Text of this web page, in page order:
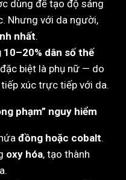
dùng để tạo độ sáng
Nhưng với da người,
nhất.
10–20% dân số thế
đặc biệt là phụ nữ — do
xúc trực tiếp với da.
phạm” nguy hiểm
đồng hoặc cobalt.
oxy hóa, tạo thành